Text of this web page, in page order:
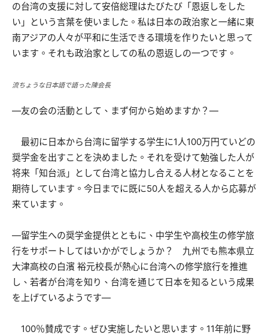
の台湾の支援に対して安倍総理はたびたび「恩返しをした
い」という言葉を使いました。私は日本の政治家と一緒に東
南アジアの人々が平和に生活できる環境を作りたいと思って
います。それも政治家としての私の恩返しの一つです。
流ちょうな日本語で語った陳会長
―友の会の活動として、まず何から始めますか？―
最初に日本から台湾に留学する学生に1人100万円ていどの
奨学金を出すことを決めました。それを受けて勉強した人が
将来「知台派」として台湾と協力し合える人材となることを
期待しています。今日までに既に50人を超える人から応募が
来ています。
―留学生への奨学金提供とともに、中学生や高校生の修学旅
行をサポートしてはいかがでしょうか？ 九州でも熊本県立
大津高校の白濱 裕元校長が熱心に台湾への修学旅行を推進
し、若者が台湾を知り、台湾を通じて日本を知るという成果
を上げているようです―
100％賛成です。ぜひ実施したいと思います。11年前に野